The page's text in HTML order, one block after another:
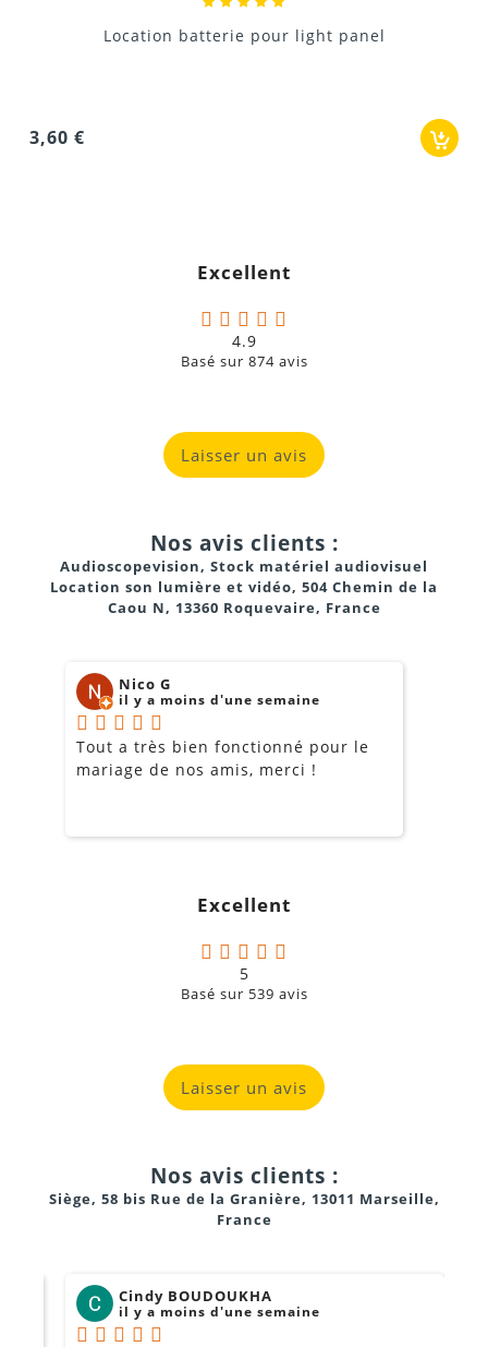
Excellent
4.9
Basé sur 874avis
Laisser un avis
Nos avis clients :
Audioscopevision, Stock matériel audiovisuel
Location son lumière et vidéo, 504 Chemin de la
Caou N, 13360 Roquevaire, France
Nico G
il y a moins d'une semaine
Tout a très bien fonctionné pour le
mariage de nos amis, merci !
Excellent
5
Basé sur 539 avis
Laisser un avis
Nos avis clients :
Siège, 58 bis Rue de la Granière, 13011 Marseille,
France
Cindy BOUDOUKHA
il y a moins d'une semaine